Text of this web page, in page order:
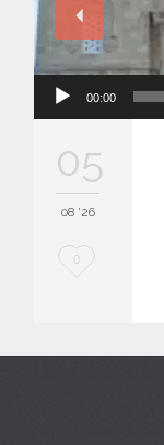
00:00
05
08 '26
M
0